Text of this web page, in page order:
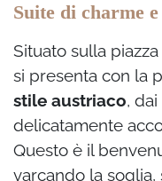
Suite di charme
Situato sulla
si presenta con la
stile austriaco,
delicatamente
Questo è il
varcando la